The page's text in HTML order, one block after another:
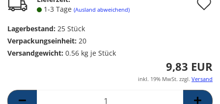
1-3 Tage (Ausland abweichend)
Lagerbestand: 25 Stück
Verpackungseinheit: 20
Versandgewicht: 0.56 kg je Stück
9,83 EUR
inkl. 19% MwSt. zzgl. Versand